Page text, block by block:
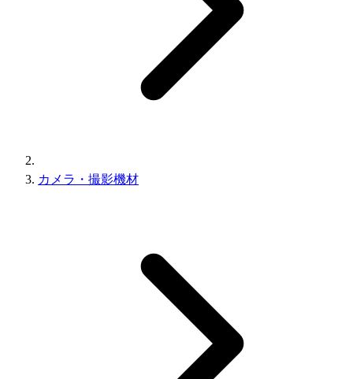
カメラ・撮影機材